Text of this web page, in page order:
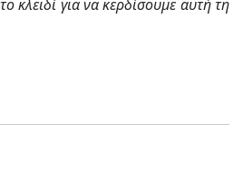
κλειδί για να κερδίσουμε αυτή τη